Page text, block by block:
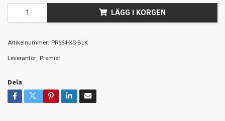
LÄGG I KORGEN
Artikelnummer: PR664-XS-BLK
Leverantör: Premier
Dela